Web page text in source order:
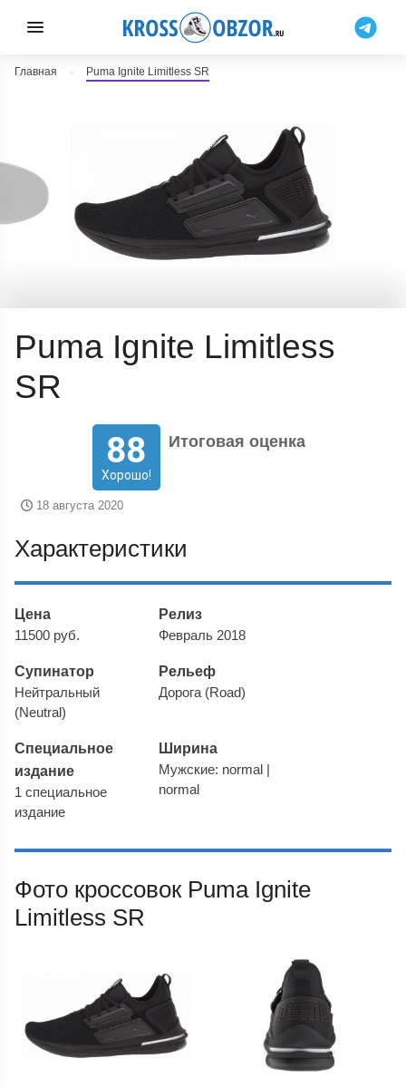
Главная Puma Ignite Limitless SR
Puma Ignite Limitless
SR
88
Хорошо!
Итоговая оценка
18 августа 2020
Характеристики
Цена
11500 руб.
Релиз
Февраль 2018
Супинатор
Нейтральный
(Neutral)
Рельеф
Дорога (Road)
Специальное
издание
1 специальное
издание
Ширина
Мужские: normal |
normal
Фото кроссовок Puma Ignite
Limitless SR